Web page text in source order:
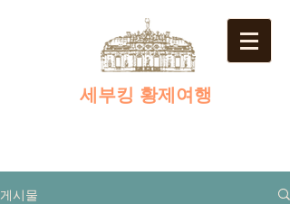
​세부킹 황제여행
게시물